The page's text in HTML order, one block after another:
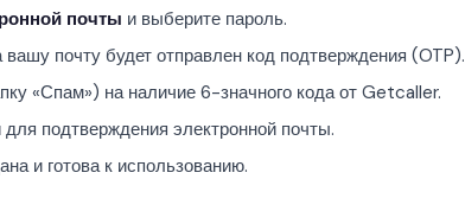
почты и выберите пароль.
вашу почту будет отправлен код подтверждения (OTP).
«Спам») на наличие 6-значного кода от Getcaller.
подтверждения электронной почты.
и готова к использованию.